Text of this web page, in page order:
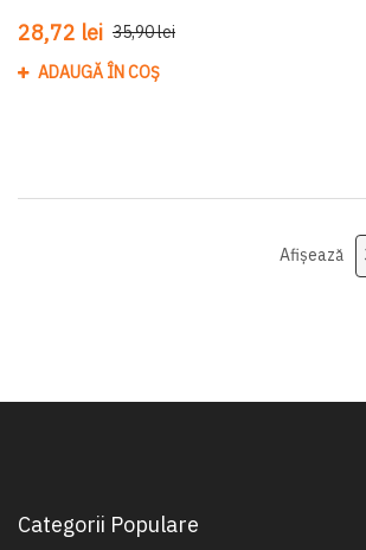
28,72 lei 35,90 lei
ADAUGĂ ÎN COȘ
Afișează
Categorii Populare